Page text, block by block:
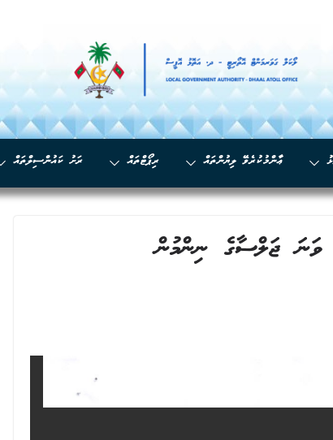
ޢާންމުކުރެވޭ ލިޔުންތައް ރިޕޯޓްތައް ރަށު ކައުންސިލްތައް